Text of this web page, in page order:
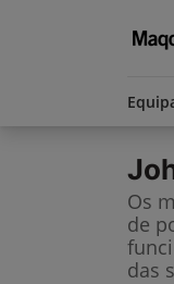
Os
de
das